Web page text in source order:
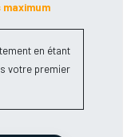
maximum
en étant
votre premier